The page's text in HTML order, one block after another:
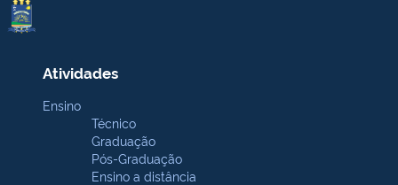
Atividades
Ensino
Técnico
Graduação
Pós-Graduação
Ensino a distância